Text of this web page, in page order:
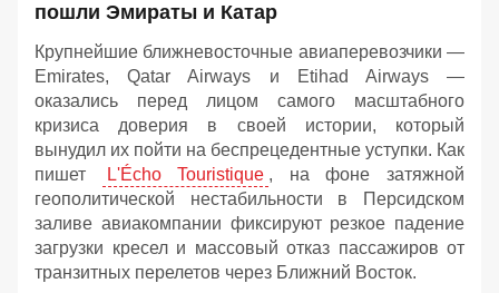
пошли Эмираты и Катар
Крупнейшие ближневосточные авиаперевозчики —
Emirates, Qatar Airways и Etihad Airways —
оказались перед лицом самого масштабного
кризиса доверия в своей истории, который
вынудил их пойти на беспрецедентные уступки. Как
пишет
L'Écho Touristique , на фоне затяжной
геополитической нестабильности в Персидском
заливе авиакомпании фиксируют резкое падение
загрузки кресел и массовый отказ пассажиров от
транзитных перелетов через Ближний Восток.